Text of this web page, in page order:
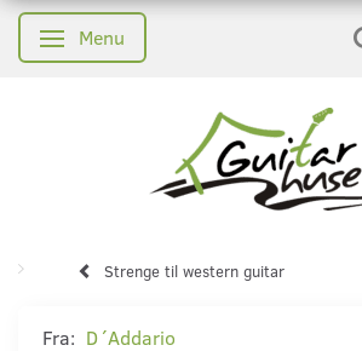
Skifte navigation
Menu
Strenge til western guitar
Fra: D´Addario